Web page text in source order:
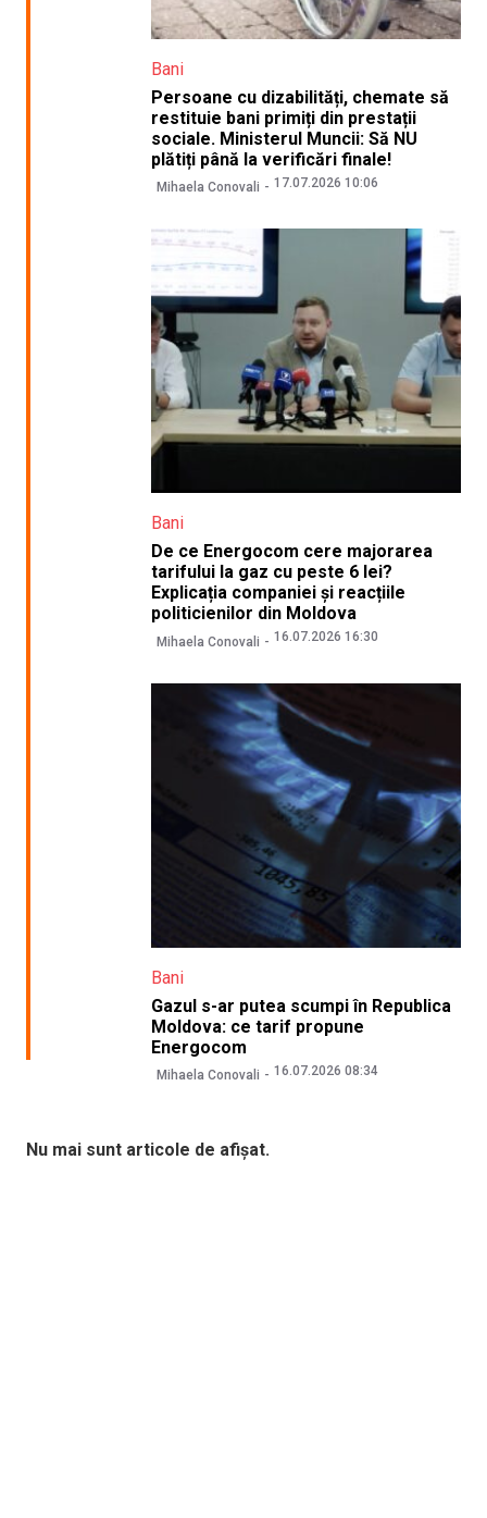
Bani
Persoane cu dizabilități, chemate să
restituie bani primiți din prestații
sociale. Ministerul Muncii: Să NU
plătiți până la verificări finale!
Mihaela Conovali 17.07.2026 10:06
Bani
De ce Energocom cere majorarea
tarifului la gaz cu peste 6 lei?
Explicația companiei și reacțiile
politicienilor din Moldova
Mihaela Conovali 16.07.2026 16:30
Bani
Gazul s-ar putea scumpi în Republica
Moldova: ce tarif propune
Energocom
Mihaela Conovali 16.07.2026 08:34
Nu mai sunt articole de afișat.